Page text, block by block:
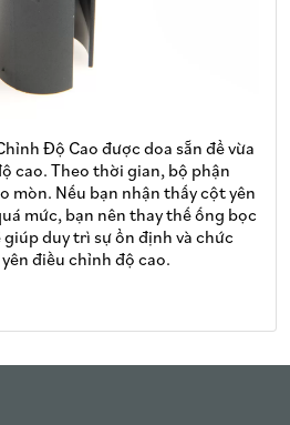
Độ Cao được doa sẵn để vừa
cao. Theo thời gian, bộ phận
mòn. Nếu bạn nhận thấy cột yên
mức, bạn nên thay thế ống bọc
giúp duy trì sự ổn định và chức
điều chỉnh độ cao.